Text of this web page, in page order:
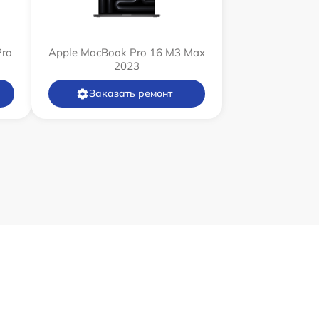
Apple MacBook Pro 16 M3 Max
2023
Заказать ремонт